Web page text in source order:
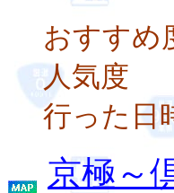
おすすめ
人気
行った日
京極～